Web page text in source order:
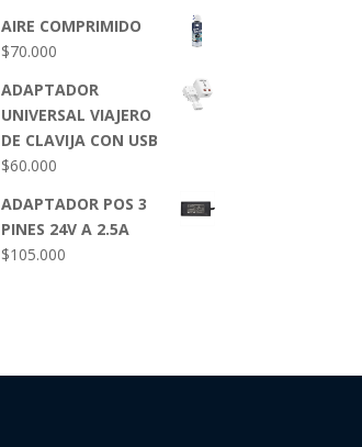
AIRE COMPRIMIDO
$70.000
ADAPTADOR
UNIVERSAL VIAJERO
DE CLAVIJA CON USB
$60.000
ADAPTADOR POS 3
PINES 24V A 2.5A
$105.000